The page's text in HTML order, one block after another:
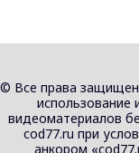
© Все права
видеоматериалов
cod77.ru при
анкором